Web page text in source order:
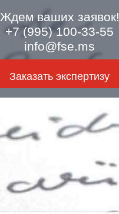
Ждем ваших заявок!
+7 (995) 100-33-55
info@fse.ms
Заказать экспертизу